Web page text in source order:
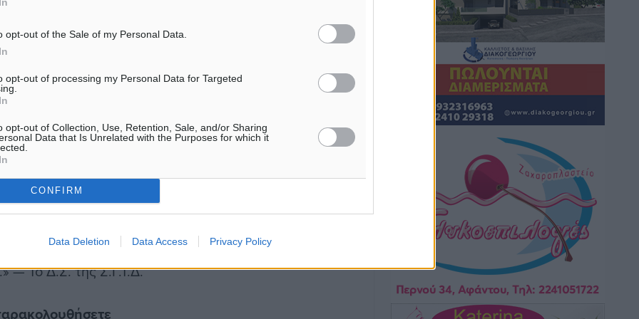
opt-out of the Sale of my Personal Data.
opt-out of processing my Personal Data for Targeted
opt-out of Collection, Use, Retention, Sale, and/or Sharing
Data that Is Unrelated with the Purposes for which it
CONFIRM
Data Deletion Data Access Privacy Policy
επόμενο πολυσέλιδο
Χρονικών» (θεσμός
το νησί της Λέρου
στην Ιστορία
απλώς παρελθόν που
μας. Στη Λέρο,
τεχνών, ξαναγράφουμε
— Το Δ.Σ. της Σ.Γ.Τ.Δ.
μονόδρομο στο Μαστιχάρι –
Αναποδογύρισε όχημα με μητέρα και
5χρονο παιδί
Τοπικές Ειδήσεις• πριν 3 ώρες
“Η Ευρώπη αντιμετώπιζε το
προσφυγικό σαν ταινία τρόμου” – Η
συγκλονιστική μαρτυρία της Χαρούλας
Γιασιράνη στον RV για τα γεγονότα που
οδήγησαν στο Σύμφωνο της Λέρου
Τοπικές Ειδήσεις• πριν 3 ώρες
Συναυλία με τον Γιάννη Κότσιρα στις
21 Αυγούστου
Πολιτιστικά
Έκτακτη συνεδρίαση της Δημοτικής
Επιτροπής Ρόδου αύριο Παρασκευή 7